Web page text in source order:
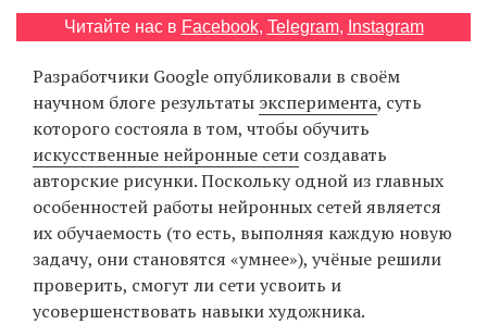
EN
UA
Читайте нас в Facebook, Telegram, Instagram
Разработчики Google опубликовали в своём
научном блоге результаты эксперимента, суть
которого состояла в том, чтобы обучить
искусственные нейронные сети создавать
авторские рисунки. Поскольку одной из главных
особенностей работы нейронных сетей является
их обучаемость (то есть, выполняя каждую новую
задачу, они становятся «умнее»), учёные решили
проверить, смогут ли сети усвоить и
усовершенствовать навыки художника.